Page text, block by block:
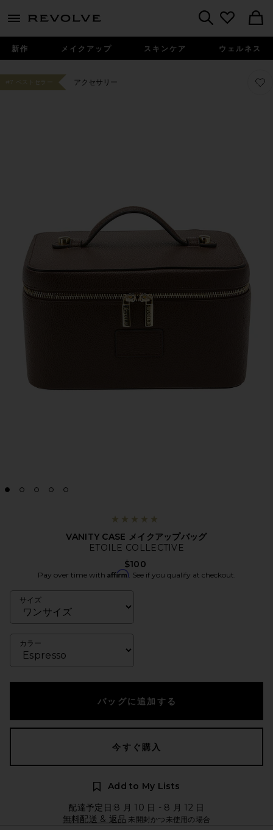
menu - shows more content
新作 メイクアップ スキンケア ウェルネス
#7 ベストセラー アクセサリー お気
お気
VANITY CASE メイクアップバッグ
ETOILE COLLECTIVE
$100
Pay over time with Affirm. See if you qualify at checkout.
サイズ
カラー
バッグに追加する
今すぐ購入
Add to My Lists
配達予定日:8 月 10 日 - 8 月 12 日
無料配送 & 返品 未開封かつ未使用の場合